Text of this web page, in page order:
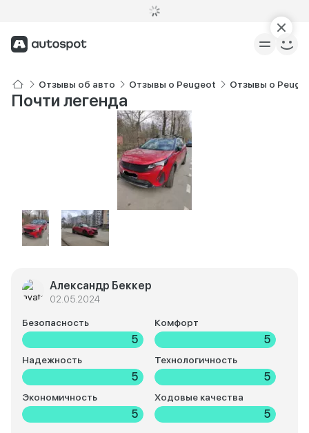
Отзывы об авто Отзывы о Peugeot Отзывы о
Почти легенда
Александр Беккер
02.05.2024
Безопасность
5
Комфорт
5
Надежность
5
Технологичность
5
Экономичность
5
Ходовые качества
5